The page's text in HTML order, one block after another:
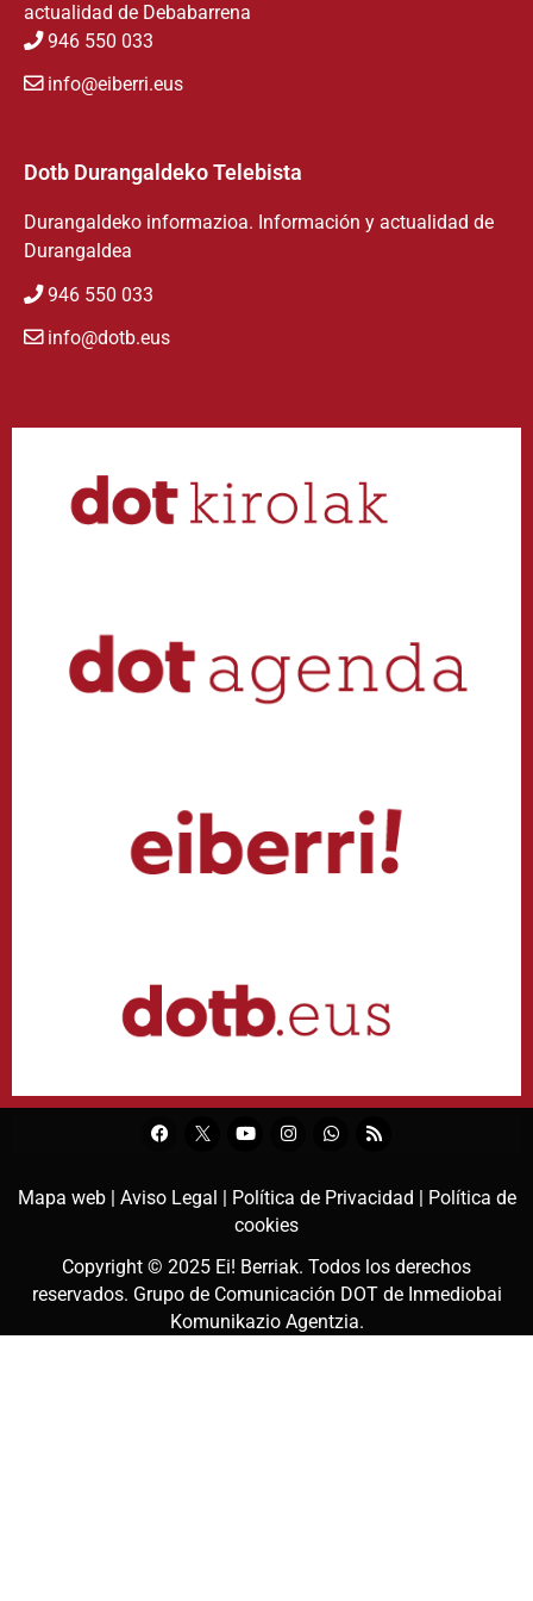
actualidad de Debabarrena
946 550 033
info@eiberri.eus
Dotb Durangaldeko Telebista
Durangaldeko informazioa. Información y actualidad de
Durangaldea
946 550 033
info@dotb.eus
Mapa web | Aviso Legal | Política de Privacidad | Política de
cookies
Copyright © 2025 Ei! Berriak. Todos los derechos
reservados. Grupo de Comunicación DOT de Inmediobai
Komunikazio Agentzia.